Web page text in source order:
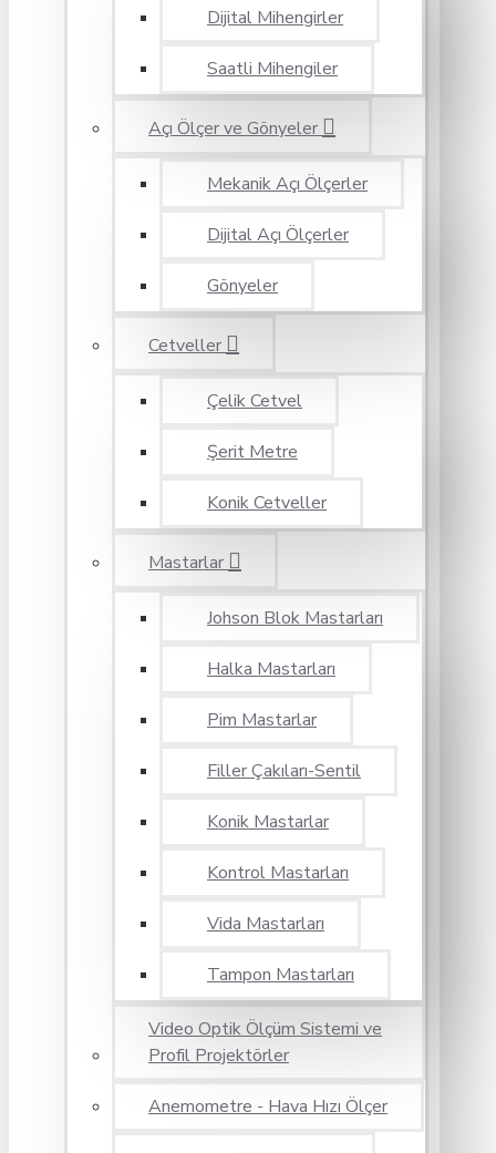
Dijital Mihengirler
Saatli Mihengiler
Açı Ölçer ve Gönyeler
Mekanik Açı Ölçerler
Dijital Açı Ölçerler
Gönyeler
Cetveller
Çelik Cetvel
Şerit Metre
Konik Cetveller
Mastarlar
Johson Blok Mastarları
Halka Mastarları
Pim Mastarlar
Filler Çakıları-Sentil
Konik Mastarlar
Kontrol Mastarları
Vida Mastarları
Tampon Mastarları
Video Optik Ölçüm Sistemi ve
Profil Projektörler
Anemometre - Hava Hızı Ölçer